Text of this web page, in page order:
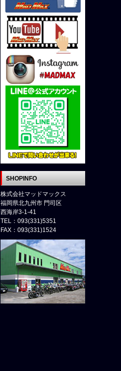
SHOPINFO
株式会社マッドマックス
福岡県北九州市 門司区
西海岸3-1-41
TEL：093(331)5351
FAX：093(331)1524